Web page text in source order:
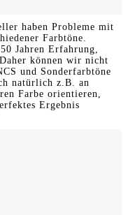
haben Probleme mit
Farbtöne.
Jahren Erfahrung,
können wir nicht
und Sonderfarbtöne
natürlich z.B. an
Farbe orientieren,
Ergebnis